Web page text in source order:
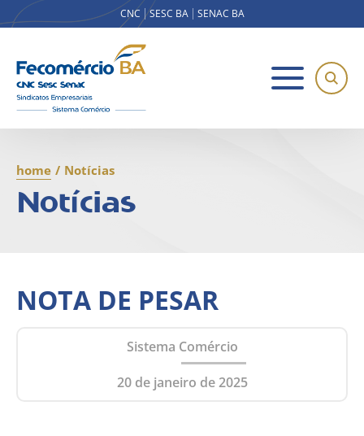
CNC SESC BA SENAC BA
home / Notícias
Notícias
NOTA DE PESAR
Sistema Comércio
20 de janeiro de 2025